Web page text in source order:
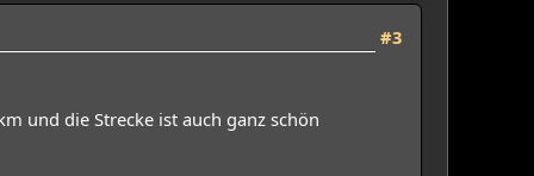
#3
und die Strecke ist auch ganz schön